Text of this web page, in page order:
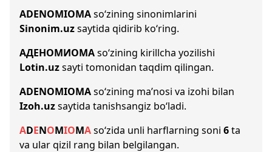
ADENOMIOMAso‘zining sinonimlarini
Sinonim.uzsaytida qidirib ko‘ring.
АДЕНОМИОМАso‘zining kirillcha yozilishi
Lotin.uzsayti tomonidan taqdim qilingan.
ADENOMIOMAso‘zining ma’nosi va izohi bilan
Izoh.uzsaytida tanishsangiz bo‘ladi.
ADENOMIOMAso‘zida unli harflarning soni 6ta
va ular qizil rang bilan belgilangan.